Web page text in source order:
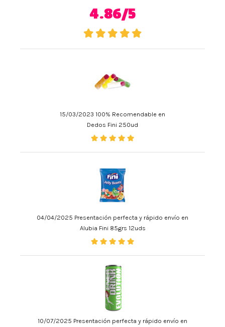
4.86/5
15/03/2023 100% Recomendable en
Dedos Fini 250ud
04/04/2025 Presentación perfecta y rápido envío en
Alubia Fini 85grs 12uds
10/07/2025 Presentación perfecta y rápido envío en